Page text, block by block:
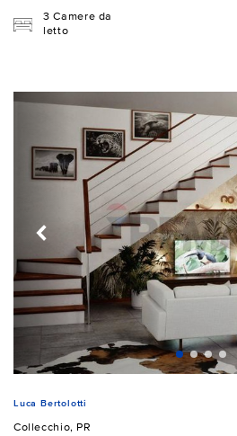
3 Camere da
letto
Luca Bertolotti
Collecchio, PR